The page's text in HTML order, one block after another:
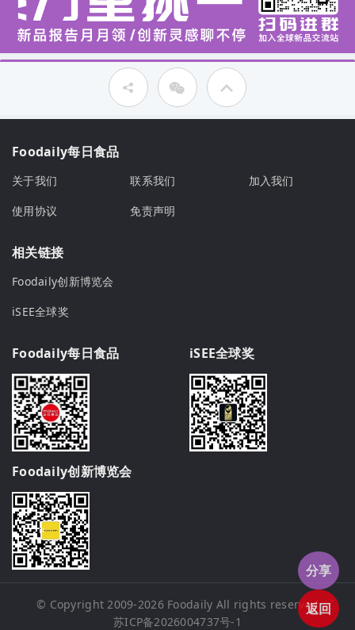
分享
返回
Foodaily每日食品
关于我们 联系我们
加入我们
使用协议
免责声明
相关链接
Foodaily创新博览会
iSEE全球奖
Foodaily每日食品 iSEE全球奖
Foodaily创新博览会
© Copyright 2009-2026 Foodaily All rights reserved
苏ICP备2026004737号-1